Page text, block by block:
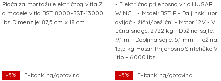
Ploča za montažu električnog vitla Z
a modele vitla BST 8000-BST-13000
lbs Dimenzije: 87,5 cm x 18 cm
-5%
E-banking/gotovina
- Električno prijenosno vitlo HUSAR
WINCH - Model: BST P - Daljinski upr
avljač - žični/bežični - Motor 12V - V
učna snaga: 2722 kg - Dužina sajle:
9,1 m - Debljina sajle: 5,1 mm - Težina:
15,5 kg Husar Prijenosno Sintetičko V
itlo – 6000 lbs
-5%
E-banking/gotovina